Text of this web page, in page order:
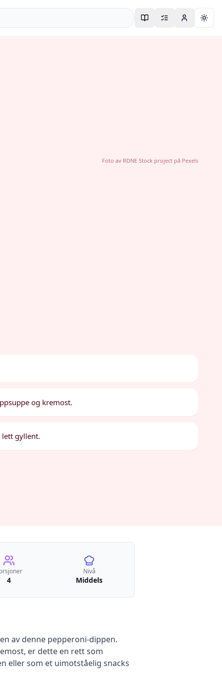
Foto av RDNE Stock projectpå Pexels
og kremost.
gyllent.
4
Nivå
Middels
av denne pepperoni-dippen.
er dette en rett som
eller som et uimotståelig snacks